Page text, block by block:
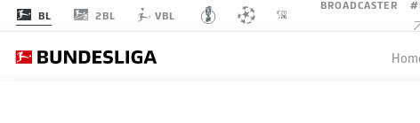
BL 2BL VBL
BROADCASTER